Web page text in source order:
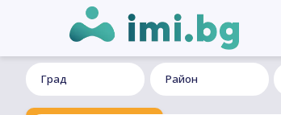
Град Район